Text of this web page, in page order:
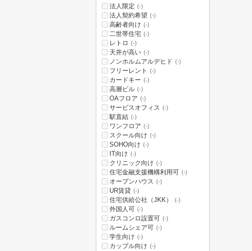
法人限定 (-)
法人契約希望 (-)
高齢者向け (-)
二世帯住宅 (-)
レトロ (-)
天井が高い (-)
ノンホルムアルデヒド (-)
フリーレント (-)
カードキー (-)
高層ビル (-)
OAフロア (-)
サービスオフィス (-)
駅直結 (-)
ワンフロア (-)
スクール向け (-)
SOHO向け (-)
IT向け (-)
クリニック向け (-)
住宅金融支援機構利用可 (-)
オープンハウス (-)
UR賃貸 (-)
住宅供給公社（JKK） (-)
外国人可 (-)
ガスコンロ設置可 (-)
ルームシェア可 (-)
学生向け (-)
カップル向け (-)